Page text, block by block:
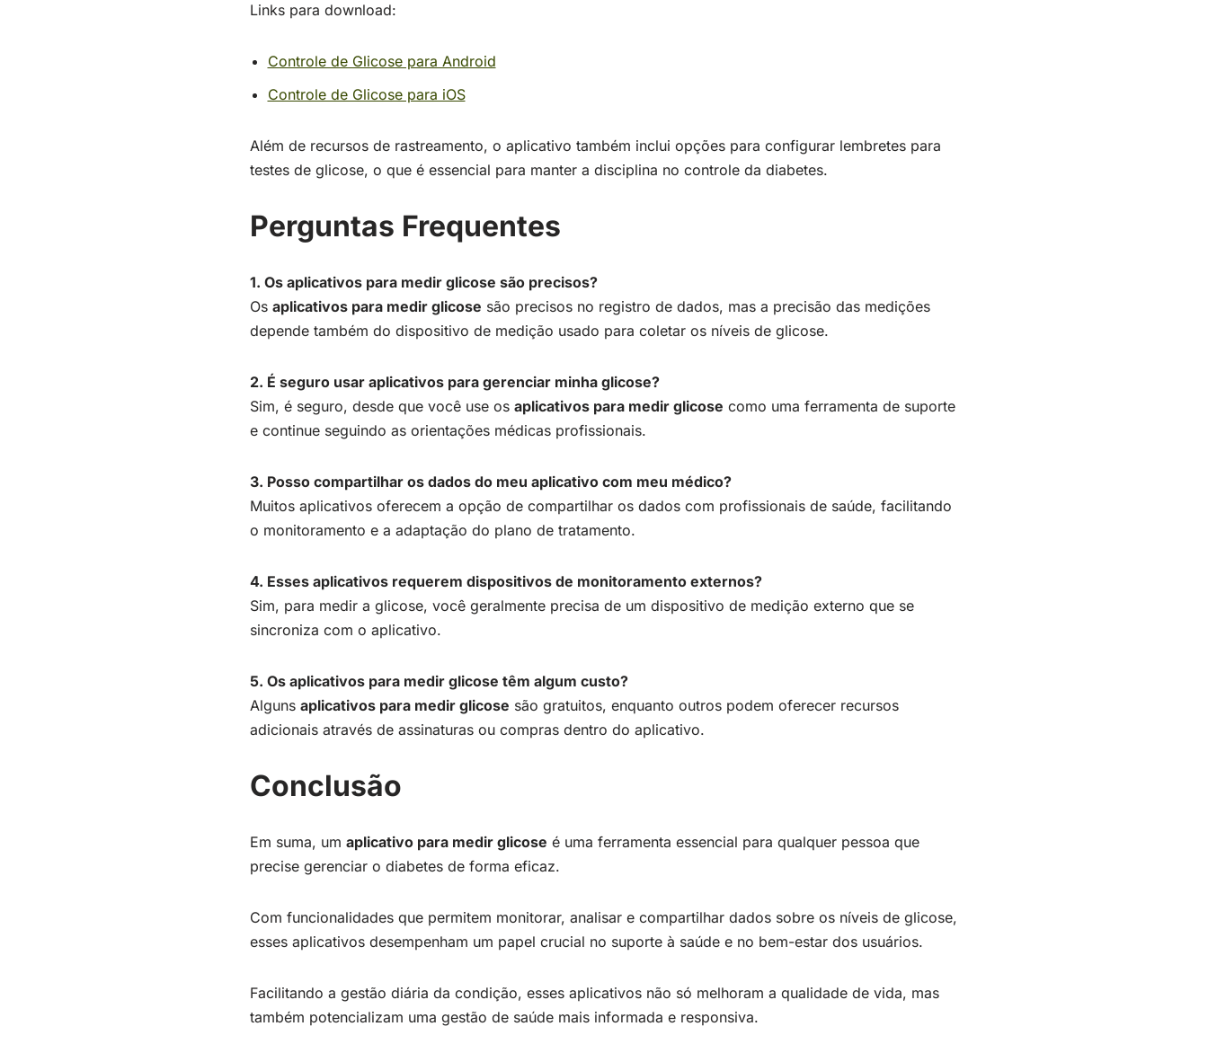
Links para download:
Controle de Glicose para Android
Controle de Glicose para iOS
Além de recursos de rastreamento, o aplicativo também inclui opções para configurar lembretes para
testes de glicose, o que é essencial para manter a disciplina no controle da diabetes.
Perguntas Frequentes
1. Os aplicativos para medir glicose são precisos?
Os aplicativos para medir glicose são precisos no registro de dados, mas a precisão das medições
depende também do dispositivo de medição usado para coletar os níveis de glicose.
2. É seguro usar aplicativos para gerenciar minha glicose?
Sim, é seguro, desde que você use os aplicativos para medir glicose como uma ferramenta de suporte
e continue seguindo as orientações médicas profissionais.
3. Posso compartilhar os dados do meu aplicativo com meu médico?
Muitos aplicativos oferecem a opção de compartilhar os dados com profissionais de saúde, facilitando
o monitoramento e a adaptação do plano de tratamento.
4. Esses aplicativos requerem dispositivos de monitoramento externos?
Sim, para medir a glicose, você geralmente precisa de um dispositivo de medição externo que se
sincroniza com o aplicativo.
5. Os aplicativos para medir glicose têm algum custo?
Alguns aplicativos para medir glicose são gratuitos, enquanto outros podem oferecer recursos
adicionais através de assinaturas ou compras dentro do aplicativo.
Conclusão
Em suma, um aplicativo para medir glicose é uma ferramenta essencial para qualquer pessoa que
precise gerenciar o diabetes de forma eficaz.
Com funcionalidades que permitem monitorar, analisar e compartilhar dados sobre os níveis de glicose,
esses aplicativos desempenham um papel crucial no suporte à saúde e no bem-estar dos usuários.
Facilitando a gestão diária da condição, esses aplicativos não só melhoram a qualidade de vida, mas
também potencializam uma gestão de saúde mais informada e responsiva.